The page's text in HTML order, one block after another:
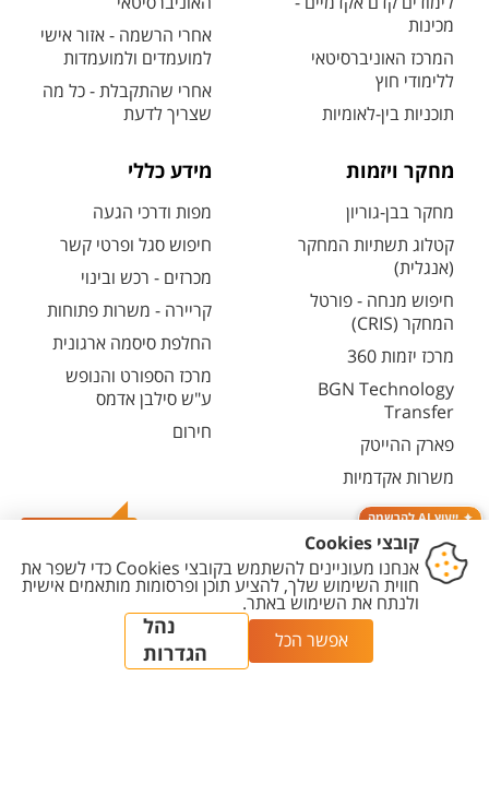
ייעוץ AI להרשמה
מכינות
המרכז האוניברסיטאי
ללימודי חוץ
תוכניות בין-לאומיות
אחרי הרשמה - אזור אישי
למועמדים ולמועמדות
אחרי שהתקבלת - כל מה
שצריך לדעת
מחקר ויזמות
מחקר בבן-גוריון
קטלוג תשתיות המחקר
(אנגלית)
חיפוש מנחה - פורטל
המחקר (CRIS)
מרכז יזמות 360
BGN Technology
Transfer
פארק ההייטק
משרות אקדמיות
מידע כללי
מפות ודרכי הגעה
חיפוש סגל ופרטי קשר
מכרזים - רכש ובינוי
קריירה - משרות פתוחות
החלפת סיסמה ארגונית
מרכז הספורט והנופש
ע"ש סילבן אדמס
חירום
נגישות
מדיניות
מדיניות עריכת
תוכן